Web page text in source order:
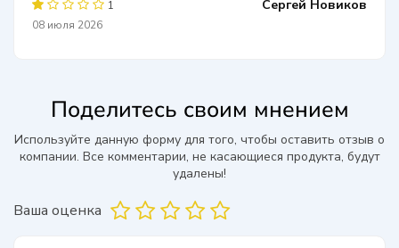
1
08 июля 2026
Сергей Новиков
Поделитесь своим мнением
Используйте данную форму для того, чтобы оставить отзыв о
компании. Все комментарии, не касающиеся продукта, будут
удалены!
Ваша оценка